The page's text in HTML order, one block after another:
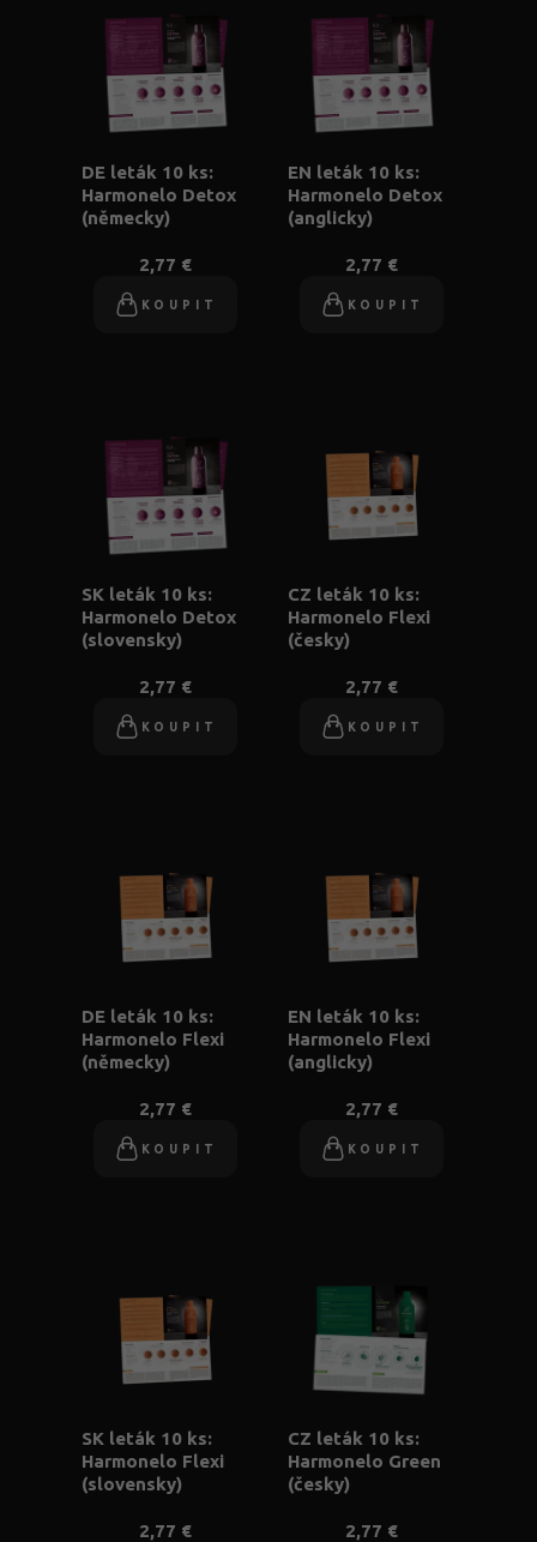
DE leták 10 ks:
Harmonelo Detox
(německy)
2,77 €
KOUPIT
EN leták 10 ks:
Harmonelo Detox
(anglicky)
2,77 €
KOUPIT
SK leták 10 ks:
Harmonelo Detox
(slovensky)
2,77 €
KOUPIT
CZ leták 10 ks:
Harmonelo Flexi
(česky)
2,77 €
KOUPIT
DE leták 10 ks:
Harmonelo Flexi
(německy)
2,77 €
KOUPIT
EN leták 10 ks:
Harmonelo Flexi
(anglicky)
2,77 €
KOUPIT
SK leták 10 ks:
Harmonelo Flexi
(slovensky)
2,77 €
CZ leták 10 ks:
Harmonelo Green
(česky)
2,77 €